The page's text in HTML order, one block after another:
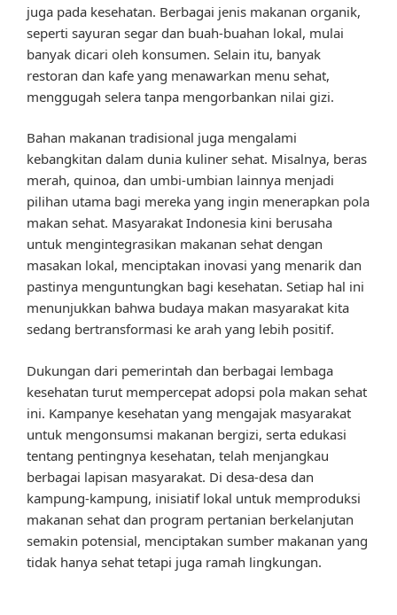
juga pada kesehatan. Berbagai jenis makanan organik,
seperti sayuran segar dan buah-buahan lokal, mulai
banyak dicari oleh konsumen. Selain itu, banyak
restoran dan kafe yang menawarkan menu sehat,
menggugah selera tanpa mengorbankan nilai gizi.
Bahan makanan tradisional juga mengalami
kebangkitan dalam dunia kuliner sehat. Misalnya, beras
merah, quinoa, dan umbi-umbian lainnya menjadi
pilihan utama bagi mereka yang ingin menerapkan pola
makan sehat. Masyarakat Indonesia kini berusaha
untuk mengintegrasikan makanan sehat dengan
masakan lokal, menciptakan inovasi yang menarik dan
pastinya menguntungkan bagi kesehatan. Setiap hal ini
menunjukkan bahwa budaya makan masyarakat kita
sedang bertransformasi ke arah yang lebih positif.
Dukungan dari pemerintah dan berbagai lembaga
kesehatan turut mempercepat adopsi pola makan sehat
ini. Kampanye kesehatan yang mengajak masyarakat
untuk mengonsumsi makanan bergizi, serta edukasi
tentang pentingnya kesehatan, telah menjangkau
berbagai lapisan masyarakat. Di desa-desa dan
kampung-kampung, inisiatif lokal untuk memproduksi
makanan sehat dan program pertanian berkelanjutan
semakin potensial, menciptakan sumber makanan yang
tidak hanya sehat tetapi juga ramah lingkungan.